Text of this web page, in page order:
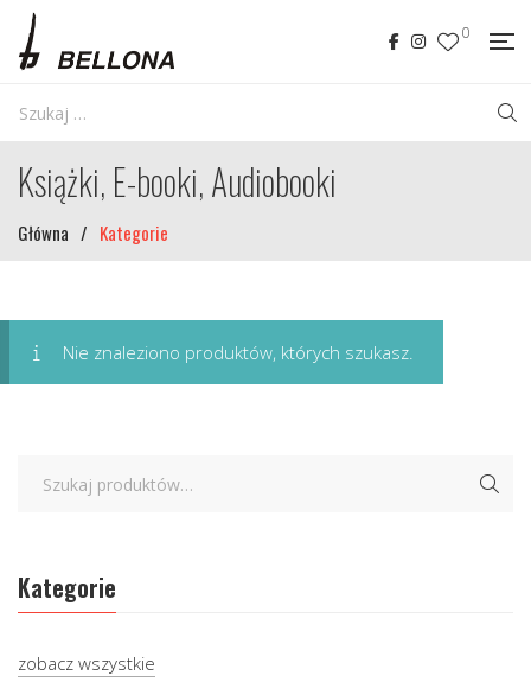
0
Książki, E-booki, Audiobooki
Główna / Kategorie
Nie znaleziono produktów, których szukasz.
Kategorie
zobacz wszystkie